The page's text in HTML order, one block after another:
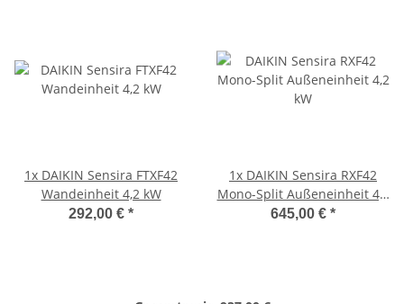
1x DAIKIN Sensira FTXF42
Wandeinheit 4,2 kW
292,00 € *
1x DAIKIN Sensira RXF42
Mono-Split Außeneinheit 4,2
kW
645,00 € *